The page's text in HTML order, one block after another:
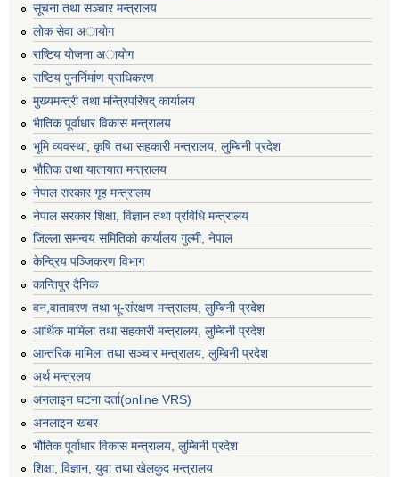
सूचना तथा सञ्चार मन्त्रालय
लाेक सेवा अायाेग
राष्टिय याेजना अायाेग
राष्टिय पुनर्निर्माण प्राधिकरण
मुख्यमन्त्री तथा मन्त्रिपरिषद् कार्यालय
भैातिक पूर्वाधार विकास मन्त्रालय
भूमि व्यवस्था, कृषि तथा सहकारी मन्त्रालय, लु्म्बिनी प्रदेश
भाैतिक तथा यातायात मन्त्रालय
नेपाल सरकार गृह मन्त्रालय
नेपाल सरकार शिक्षा, विज्ञान तथा प्रविधि मन्त्रालय
जिल्ला समन्वय समितिको कार्यालय गुल्मी, नेपाल
केन्द्रिय पञ्जिकरण विभाग
कान्तिपुर दैनिक
वन,वातावरण तथा भू-संरक्षण मन्त्रालय, लुम्बिनी प्रदेश
आर्थिक मामिला तथा सहकारी मन्त्रालय, लुम्बिनी प्रदेश
आन्तरिक मामिला तथा सञ्चार मन्त्रालय, लुम्बिनी प्रदेश
अर्थ मन्त्रलय
अनलाइन घटना दर्ता(online VRS)
अनलाइन खबर
भौतिक पूर्वाधार विकास मन्त्रालय, लुम्बिनी प्रदेश
शिक्षा, विज्ञान, युवा तथा खेलकुद मन्‍‍त्रालय